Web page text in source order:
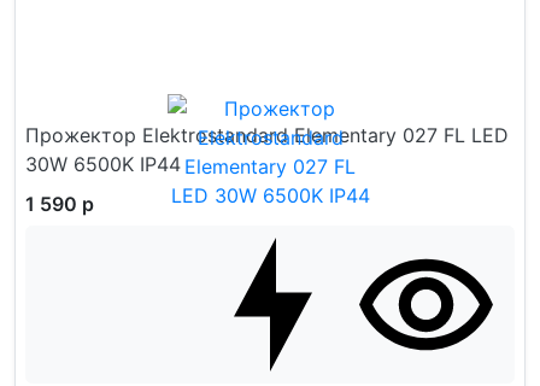
Прожектор Elektrostandard Elementary 027 FL LED
30W 6500K IP44
1 590 р